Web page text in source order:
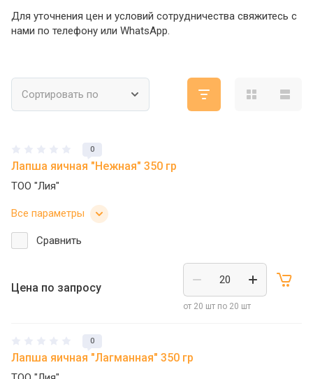
Для уточнения цен и условий сотрудничества свяжитесь с
нами по телефону или WhatsApp.
Сортировать по
0
Лапша яичная "Нежная" 350 гр
ТОО "Лия"
Все параметры
Сравнить
Цена по запросу
от 20 шт по 20 шт
0
Лапша яичная "Лагманная" 350 гр